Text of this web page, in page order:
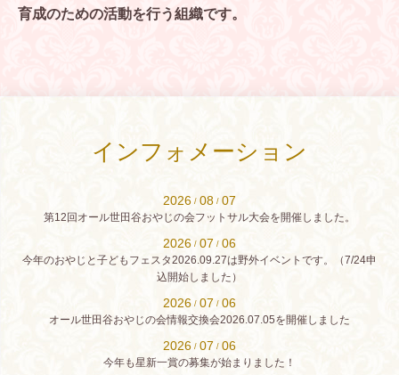
育成のための活動を行う組織です。
インフォメーション
2026 / 08 / 07
第12回オール世田谷おやじの会フットサル大会を開催しました。
2026 / 07 / 06
今年のおやじと子どもフェスタ2026.09.27は野外イベントです。（7/24申
込開始しました）
2026 / 07 / 06
オール世田谷おやじの会情報交換会2026.07.05を開催しました
2026 / 07 / 06
今年も星新一賞の募集が始まりました！